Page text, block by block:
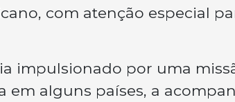
com atenção especial
impulsionado por uma
em alguns países, a